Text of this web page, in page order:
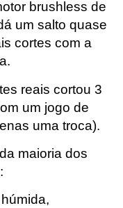
brushless de
um salto quase
cortes com a
reais cortou 3
um jogo de
uma troca).
maioria dos